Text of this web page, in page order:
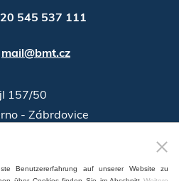
545 537 111
mail@bmt.cz
157/50
- Zábrdovice
16°37'19.559"E
Benutzererfahrung auf unserer Website zu